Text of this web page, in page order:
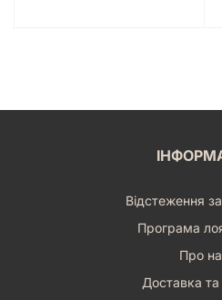
Відстеження
Програма
Про
Доставка та